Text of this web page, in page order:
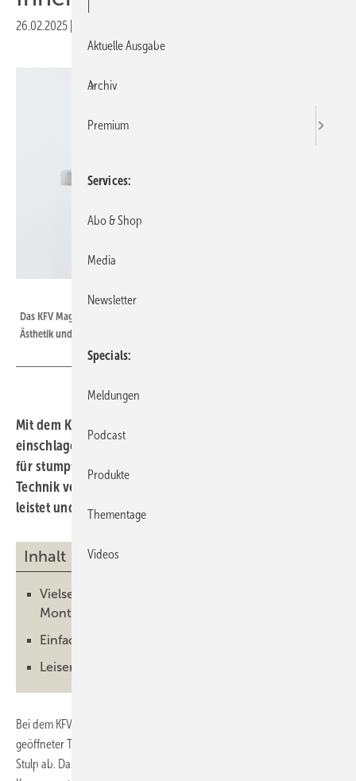
26.02.2025
Das KFV Magnetschloss 116 für stumpf einschlagende Türen verbindet
Ästhetik und Komfort und ist vielseitige einsetzbar.
Mit dem KFV Magnetschloss 116 für stumpf
einschlagende Innentüren bietet Siegenia eine Lösung
für stumpf einschlagende Innentüren, die auf sichtbare
Technik verzichtet. Hier erfahren Sie, was das Produkt
leistet und wie es zu verarbeiten ist.
Inhalt
Vielseitige Einsatzmöglichkeiten und einfache
Montage
Einfach zu verarbeiten
Leiser Schließvorgang und langlebige Technik
Bei dem KFV Magnetschloss 116 von Siegenia liegt die Falle bei
geöffneter Tür im Schlosskasten versenkt und schließt bündig mit der
Stulp ab. Das Design wird durch den Einsatz von Edelstahl-
Aktuelle Ausgabe
Archiv
Premium
Services
Abo & Shop
Media
Newsletter
Specials
Meldungen
Podcast
Produkte
Thementage
Videos